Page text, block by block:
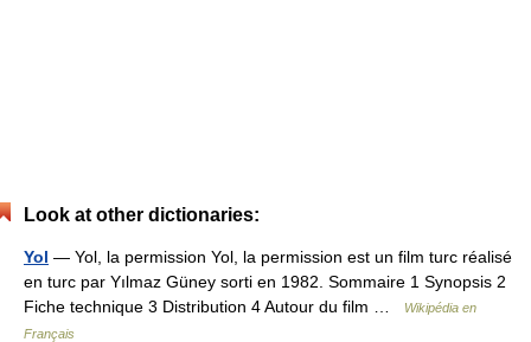
Look at other dictionaries:
Yol — Yol, la permission Yol, la permission est un film turc réalisé
en turc par Yılmaz Güney sorti en 1982. Sommaire 1 Synopsis 2
Fiche technique 3 Distribution 4 Autour du film …
Wikipédia en
Français